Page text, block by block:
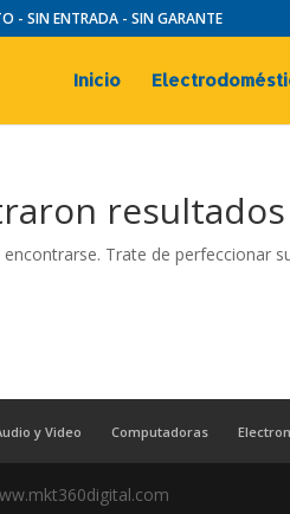
- SIN ENTRADA - SIN GARANTE
Inicio
resultados
Trate de perfeccionar
y Video Computadoras